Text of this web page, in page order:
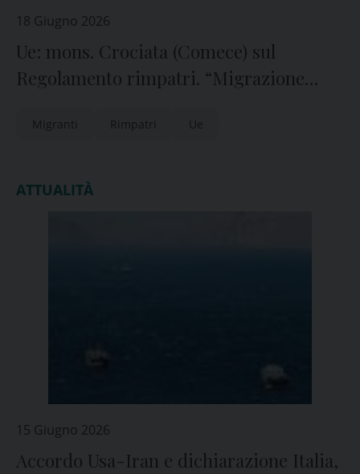
18 Giugno 2026
Ue: mons. Crociata (Comece) sul
Regolamento rimpatri. “Migrazione
al centro delle decisioni politiche”
Migranti Rimpatri Ue
ATTUALITÀ
15 Giugno 2026
Accordo Usa-Iran e dichiarazione Italia,